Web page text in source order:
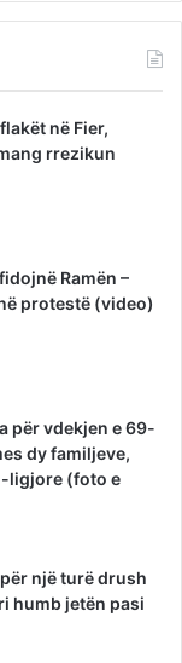
në Fier,
rrezikun
Ramën –
protestë (video)
për vdekjen e 69-
dy familjeve,
ligjore (foto e
një turë drush
humb jetën pasi